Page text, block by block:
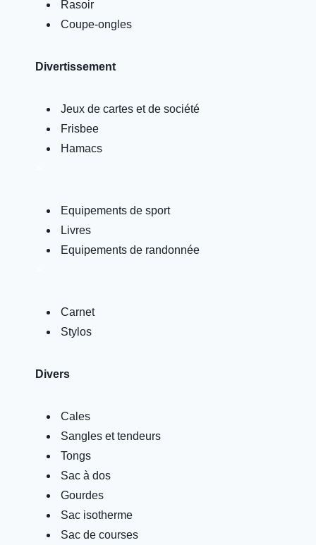
Rasoir
Coupe-ongles
Divertissement
Jeux de cartes et de société
Frisbee
Hamacs
Equipements de sport
Livres
Equipements de randonnée
Carnet
Stylos
Divers
Cales
Sangles et tendeurs
Tongs
Sac à dos
Gourdes
Sac isotherme
Sac de courses